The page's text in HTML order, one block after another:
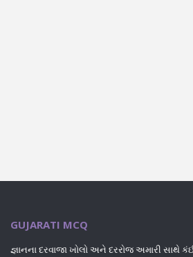
GUJARATI MCQ
જ્ઞાનના દરવાજા ખોલો અને દરરોજ અમારી સાથે